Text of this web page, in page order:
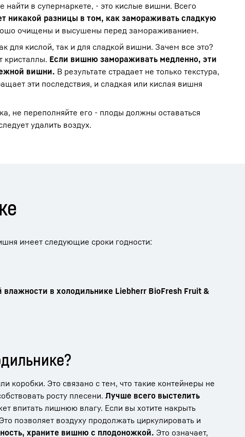
в супермаркете, - это кислые вишни. Всего
никакой разницы в том, как замораживать сладкую
очищены и высушены перед замораживанием.
кислой, так и для сладкой вишни. Зачем все это?
кристаллы. Если вишню замораживать медленно, эти
вишни. В результате страдает не только текстура,
эти последствия, и сладкая или кислая вишня
не переполняйте его - плоды должны оставаться
удалить воздух.
имеет следующие сроки годности:
в холодильнике Liebherr BioFresh Fruit &
коробки. Это связано с тем, что такие контейнеры не
росту плесени. Лучше всего выстелить
впитать лишнюю влагу. Если вы хотите накрыть
позволяет воздуху продолжать циркулировать и
храните вишню с плодоножкой. Это означает,